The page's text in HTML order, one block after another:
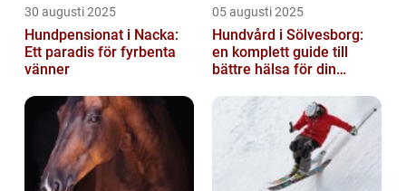
30 augusti 2025
Hundpensionat i Nacka:
Ett paradis för fyrbenta
vänner
05 augusti 2025
Hundvård i Sölvesborg:
en komplett guide till
bättre hälsa för din